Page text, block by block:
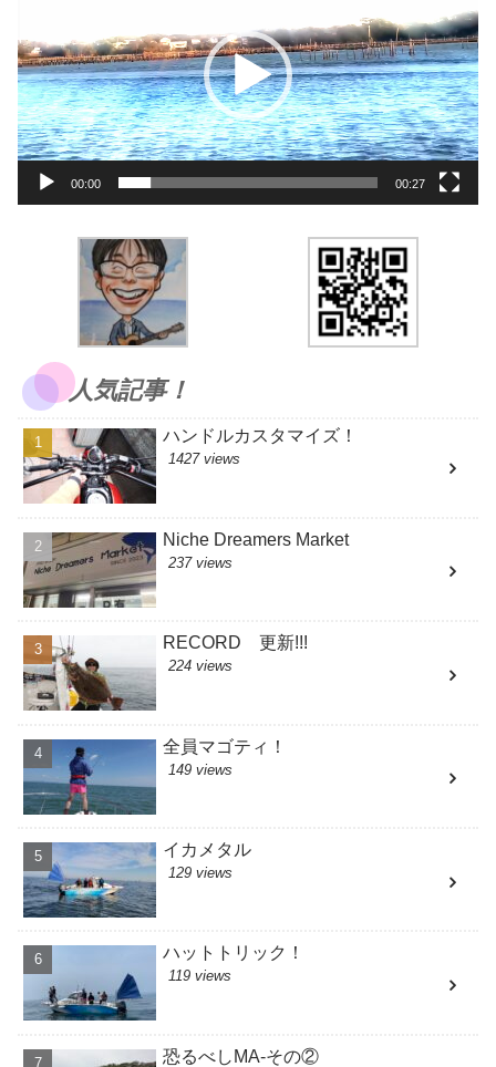
レ
ー
ヤ
ー
00:00 00:27
人気記事！
ハンドルカスタマイズ！
1427 views
Niche Dreamers Market
237 views
RECORD 更新!!!
224 views
全員マゴティ！
149 views
イカメタル
129 views
ハットトリック！
119 views
恐るべしMA-その②